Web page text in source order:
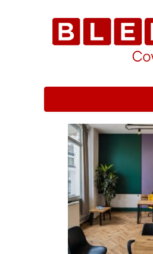
Unidade
Serviços